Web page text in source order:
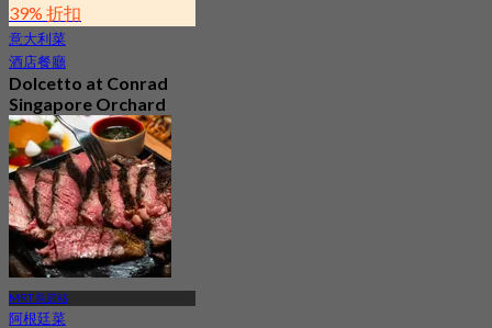
39% 折扣
意大利菜
酒店餐廳
Dolcetto at Conrad
Singapore Orchard
4.6
341 已預訂
起S$ 29.5
MRT 烏節站
阿根廷菜